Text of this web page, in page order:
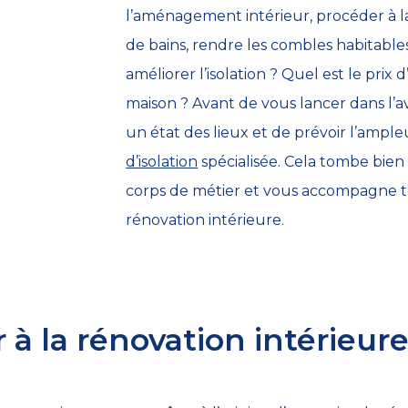
l’aménagement intérieur, procéder à
de bains, rendre les combles
améliorer l’isolation ? Quel est le prix
maison ? Avant de vous lancer dans
un état des lieux et de prévoir
d’isolation spécialisée. Cela tombe
corps de métier et vous
rénovation intérieure.
la rénovation